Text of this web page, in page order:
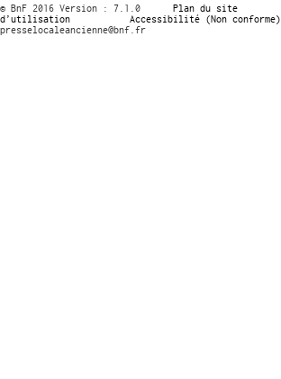
© BnF 2016 Version : 7.1.0 Plan du site
d’utilisation
Accessibilité (Non conforme)
presselocaleancienne@bnf.fr